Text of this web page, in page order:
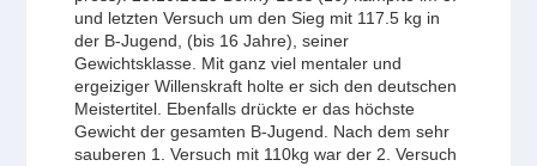
und letzten Versuch um den Sieg mit 117.5 kg in
der B-Jugend, (bis 16 Jahre), seiner
Gewichtsklasse. Mit ganz viel mentaler und
ergeiziger Willenskraft holte er sich den deutschen
Meistertitel. Ebenfalls drückte er das höchste
Gewicht der gesamten B-Jugend. Nach dem sehr
sauberen 1. Versuch mit 110kg war der 2. Versuch